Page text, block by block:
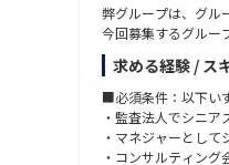
弊グループは、グル
今回募集するグルー
経営目標達成に貢献
今回の募集ポジショ
■詳細
内部統制に関する
す。具体的には以下
求める経験 / ス
■必須条件：以下い
・監査法人でシニ
・マネジャーとし
・コンサルティン